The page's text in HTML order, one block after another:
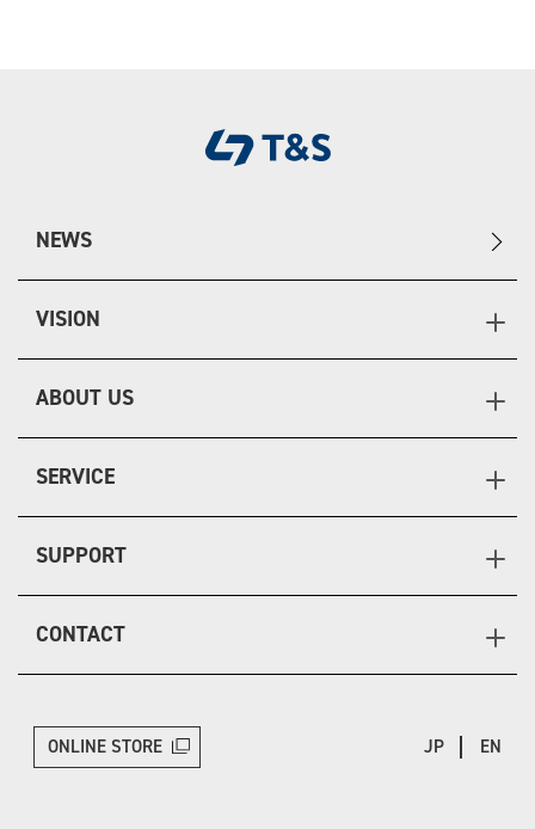
NEWS
VISION
ABOUT US
SERVICE
SUPPORT
CONTACT
ONLINE STORE JP EN